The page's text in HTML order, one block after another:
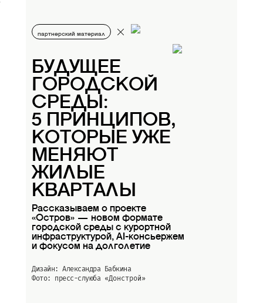
партнерский материал
БУДУЩЕЕ
ГОРОДСКОЙ
СРЕДЫ:
5 ПРИНЦИПОВ,
КОТОРЫЕ УЖЕ
МЕНЯЮТ
ЖИЛЫЕ
КВАРТАЛЫ
Рассказываем о проекте
«Остров» — новом формате
городской среды с курортной
инфраструктурой, AI-консьержем
и фокусом на долголетие
Дизайн: Александра Бабкина
Фото: пресс-слуюба «Донстрой»